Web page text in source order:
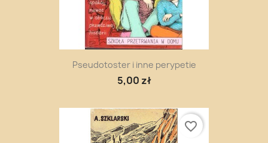
Pseudotoster i inne perypetie
5,00 zł
favorite_border